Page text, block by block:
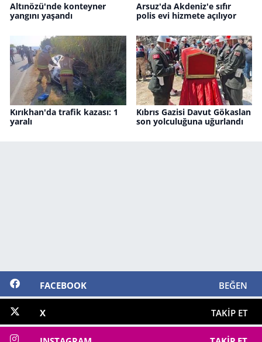
Altınözü'nde konteyner
yangını yaşandı
Arsuz'da Akdeniz'e sıfır
polis evi hizmete açılıyor
Kırıkhan'da trafik kazası: 1
yaralı
Kıbrıs Gazisi Davut Gökaslan
son yolculuğuna uğurlandı
FACEBOOK BEĞEN
X TAKIP ET